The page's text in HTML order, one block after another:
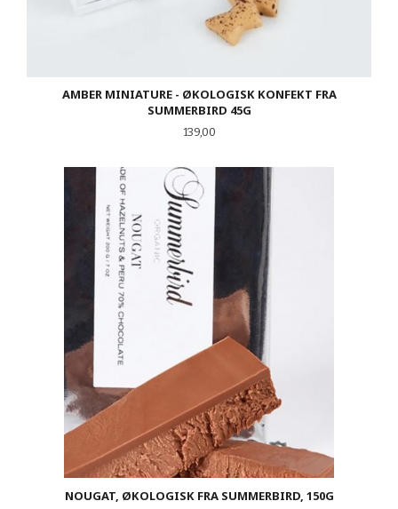
AMBER MINIATURE - ØKOLOGISK KONFEKT FRA
SUMMERBIRD 45G
Pris
139,00
NOUGAT, ØKOLOGISK FRA SUMMERBIRD, 150G